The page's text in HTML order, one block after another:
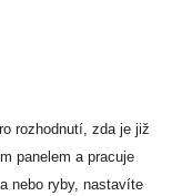
rozhodnutí, zda je již
panelem a pracuje
nebo ryby, nastavíte